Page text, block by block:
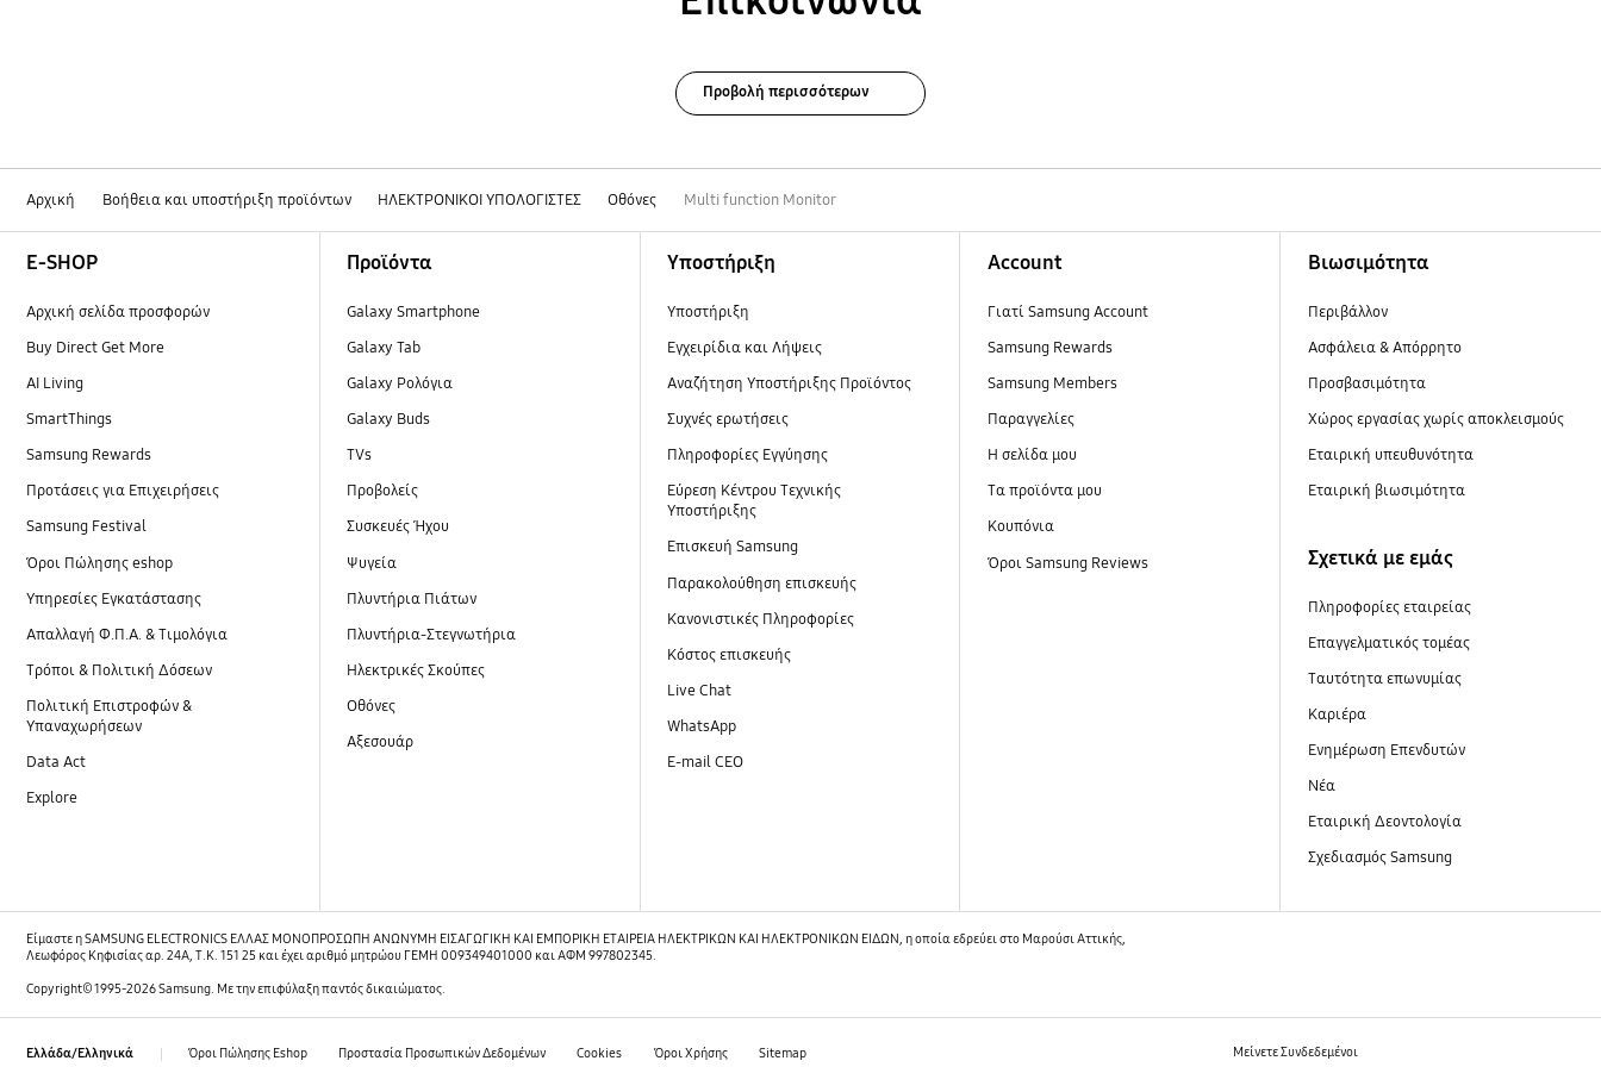
Προβολή περισσότερων
Αρχική Βοήθεια και υποστήριξη προϊόντων ΗΛΕΚΤΡΟΝΙΚΟΙ ΥΠΟΛΟΓΙΣΤΕΣ Οθόνες Multi function Monitor
E-SHOP
Αρχική σελίδα προσφορών
Buy Direct Get More
AI Living
SmartThings
Samsung Rewards
Προτάσεις για Επιχειρήσεις
Samsung Festival
Όροι Πώλησης eshop
Υπηρεσίες Εγκατάστασης
Απαλλαγή Φ.Π.Α. & Τιμολόγια
Τρόποι & Πολιτική Δόσεων
Πολιτική Επιστροφών &
Υπαναχωρήσεων
Data Act
Explore
Προϊόντα
Galaxy Smartphone
Galaxy Tab
Galaxy Ρολόγια
Galaxy Buds
TVs
Προβολείς
Συσκευές Ήχου
Ψυγεία
Πλυντήρια Πιάτων
Πλυντήρια-Στεγνωτήρια
Ηλεκτρικές Σκούπες
Οθόνες
Αξεσουάρ
Υποστήριξη
Υποστήριξη
Εγχειρίδια και Λήψεις
Αναζήτηση Υποστήριξης Προϊόντος
Συχνές ερωτήσεις
Πληροφορίες Εγγύησης
Εύρεση Κέντρου Τεχνικής
Υποστήριξης
Επισκευή Samsung
Παρακολούθηση επισκευής
Κανονιστικές Πληροφορίες
Κόστος επισκευής
Live Chat
WhatsApp
E-mail CEO
Account
Γιατί Samsung Account
Samsung Rewards
Samsung Members
Παραγγελίες
Η σελίδα μου
Τα προϊόντα μου
Κουπόνια
Όροι Samsung Reviews
Βιωσιμότητα
Περιβάλλον
Ασφάλεια & Απόρρητο
Προσβασιμότητα
Xώρος εργασίας χωρίς αποκλεισμούς
Εταιρική υπευθυνότητα
Εταιρική βιωσιμότητα
Σχετικά με εμάς
Πληροφορίες εταιρείας
Επαγγελματικός τομέας
Ταυτότητα επωνυμίας
Καριέρα
Ενημέρωση Επενδυτών
Νέα
Εταιρική Δεοντολογία
Σχεδιασμός Samsung
Είμαστε η SAMSUNG ELECTRONICS ΕΛΛΑΣ ΜΟΝΟΠΡΟΣΩΠΗ ΑΝΩΝΥΜΗ ΕΙΣΑΓΩΓΙΚΗ ΚΑΙ ΕΜΠΟΡΙΚΗ ΕΤΑΙΡΕΙΑ ΗΛΕΚΤΡΙΚΩΝ ΚΑΙ ΗΛΕΚΤΡΟΝΙΚΩΝ ΕΙΔΩΝ, η οποία εδρεύει στο Μαρούσι Αττικής,
Λεωφόρος Κηφισίας αρ. 24Α, Τ.Κ. 151 25 και έχει αριθμό μητρώου ΓΕΜΗ 009349401000 και ΑΦΜ 997802345.
Copyright© 1995-2026 Samsung. Με την επιφύλαξη παντός δικαιώματος.
Ελλάδα/Ελληνικά Όροι Πώλησης Eshop Προστασία Προσωπικών Δεδομένων Cookies Όροι Χρήσης Sitemap Μείνετε Συνδεδεμένοι